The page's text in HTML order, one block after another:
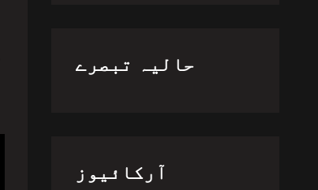
حالیہ تبصرے
آرکائیوز